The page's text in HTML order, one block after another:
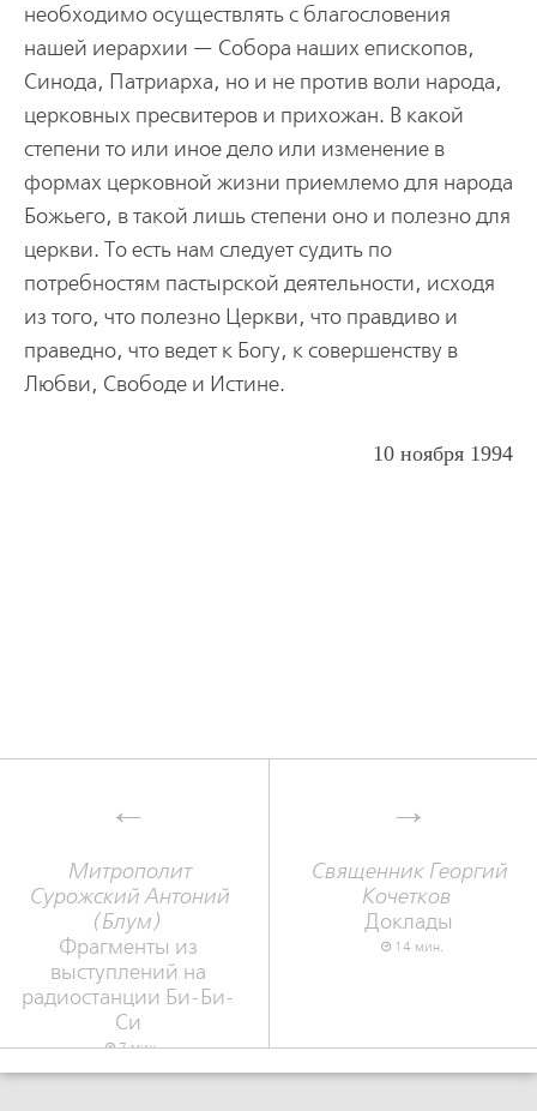
необходимо осуществлять с благословения
нашей иерархии — Собора наших епископов,
Синода, Патриарха, но и не против воли народа,
церковных пресвитеров и прихожан. В какой
степени то или иное дело или изменение в
формах церковной жизни приемлемо для народа
Божьего, в такой лишь степени оно и полезно для
церкви. То есть нам следует судить по
потребностям пастырской деятельности, исходя
из того, что полезно Церкви, что правдиво и
праведно, что ведет к Богу, к совершенству в
Любви, Свободе и Истине.
10 ноября 1994
Митрополит
Сурожский Антоний
(Блум)
Фрагменты из
выступлений на
радиостанции Би-Би-
Си
7 мин.
Священник Георгий
Кочетков
Доклады
14 мин.